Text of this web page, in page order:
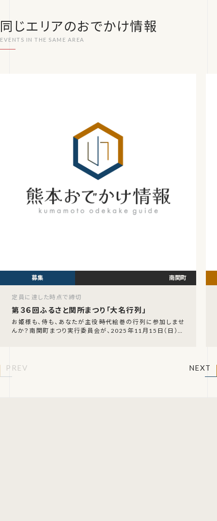
同じエリアのおでかけ情報
第３６回ふるさと関所まつり「大名行列」
お姫様も、侍も、あなたが主役――時代絵巻の行列に参加しませ
んか？南関町まつり実行委員会が、2025年11月15日（日）に
南関町
定員に達した時点で締切
PREV NEXT